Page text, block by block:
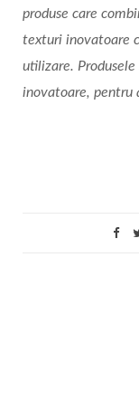
produse care
texturi inovatoare
utilizare.
inovatoare, pentru